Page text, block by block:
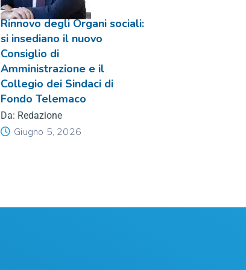
Rinnovo degli Organi sociali:
si insediano il nuovo
Consiglio di
Amministrazione e il
Collegio dei Sindaci di
Fondo Telemaco
Da: Redazione
Giugno 5, 2026